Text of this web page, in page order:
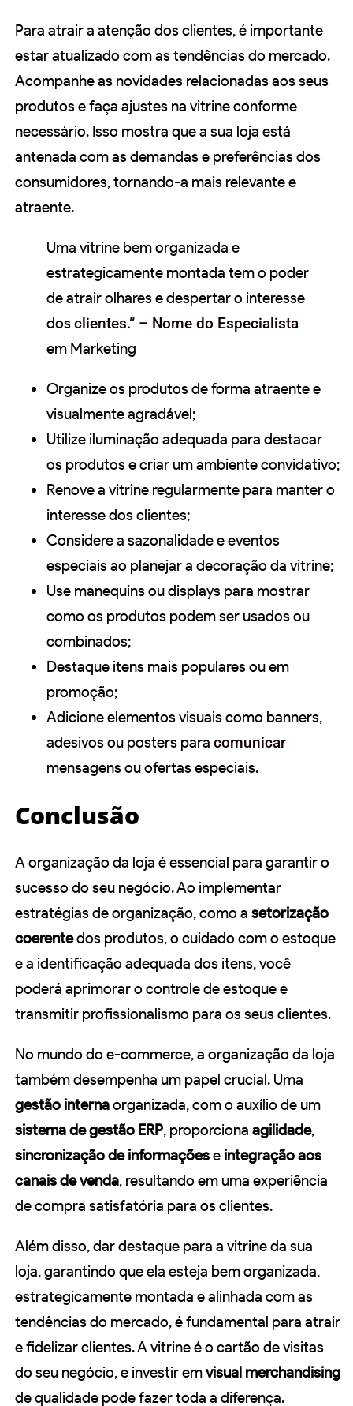
Para atrair a atenção dos clientes, é importante
estar atualizado com as tendências do mercado.
Acompanhe as novidades relacionadas aos seus
produtos e faça ajustes na vitrine conforme
necessário. Isso mostra que a sua loja está
antenada com as demandas e preferências dos
consumidores, tornando-a mais relevante e
atraente.
Uma vitrine bem organizada e
estrategicamente montada tem o poder
de atrair olhares e despertar o interesse
dosclientes.” – Nome do Especialista
em Marketing
Organize os produtos de forma atraente e
visualmente agradável;
Utilize iluminação adequada para destacar
os produtos e criar um ambiente convidativo;
Renove a vitrine regularmente para manter o
interesse dos clientes;
Considere a sazonalidade e eventos
especiais ao planejar a decoração da vitrine;
Use manequins ou displays para mostrar
como os produtos podem ser usados ou
combinados;
Destaque itens mais populares ou em
promoção;
Adicione elementos visuais como banners,
adesivos ou posters para comunicar
mensagens ou ofertas especiais.
Conclusão
A organização da loja é essencial para garantir o
sucesso do seu negócio. Ao implementar
estratégias de organização, como a setorização
coerentedos produtos, o cuidado com o estoque
e a identificação adequada dos itens, você
poderá aprimorar o controle de estoque e
transmitir profissionalismo para os seus clientes.
No mundo do e-commerce, a organização da loja
também desempenha um papel crucial. Uma
gestão internaorganizada, com o auxílio de um
sistema de gestão ERP, proporciona agilidade,
sincronização de informaçõese integração aos
canais de venda, resultando em uma experiência
de compra satisfatória para os clientes.
Além disso, dar destaque para a vitrine da sua
loja, garantindo que ela esteja bem organizada,
estrategicamente montada e alinhada com as
tendências do mercado, é fundamental para atrair
e fidelizar clientes. A vitrine é o cartão de visitas
do seu negócio, e investir emvisual merchandising
de qualidade pode fazer toda a diferença.